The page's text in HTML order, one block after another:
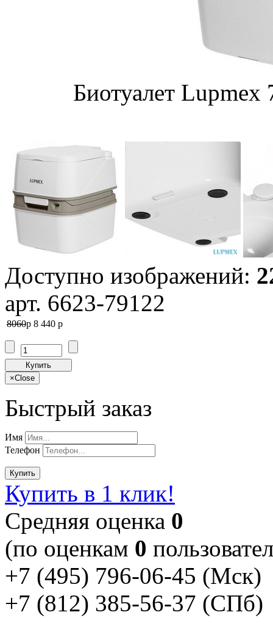
Биотуалет Lupmex
Доступно изображений:
арт. 6623-79122
8060p 8 440 p
Купить
×Close
Быстрый заказ
Имя
Телефон
Купить
Купить в 1 клик!
Cредняя оценка 0
(по оценкам 0
+7 (495) 796-06-45 (Мск)
+7 (812) 385-56-37 (СПб)